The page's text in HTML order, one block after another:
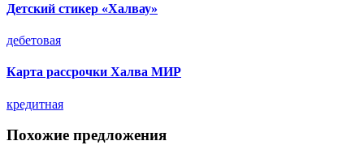
Детский стикер «Халвау»
дебетовая
Карта рассрочки Халва МИР
кредитная
Похожие предложения